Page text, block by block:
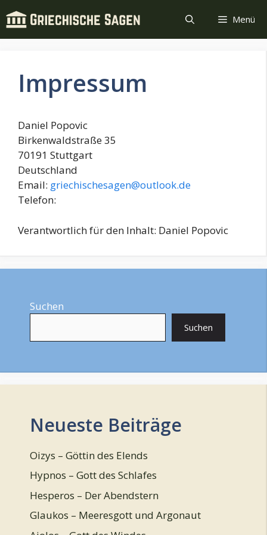
Inhalt
springen
Menü
Impressum
Daniel Popovic
Birkenwaldstraße 35
70191 Stuttgart
Deutschland
Email: griechischesagen@outlook.de
Telefon:
Verantwortlich für den Inhalt: Daniel Popovic
Suchen
Suchen
Neueste Beiträge
Oizys – Göttin des Elends
Hypnos – Gott des Schlafes
Hesperos – Der Abendstern
Glaukos – Meeresgott und Argonaut